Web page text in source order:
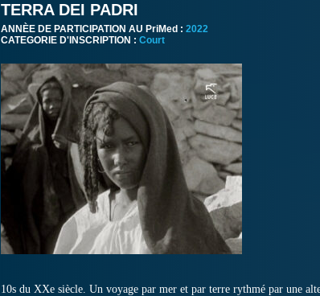
TERRA DEI PADRI
ANNÈE DE PARTICIPATION AU PriMed : 2022
CATEGORIE D'INSCRIPTION : Court
10s du XXe siècle. Un voyage par mer et par terre rythmé par une